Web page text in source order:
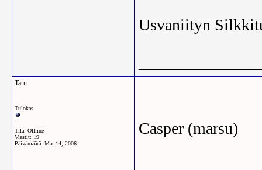
Usvaniityn
Taru
Tulokas
Tila: Offline
Viestit: 19
Päivämäärä: Mar 14, 2006
Casper (marsu)